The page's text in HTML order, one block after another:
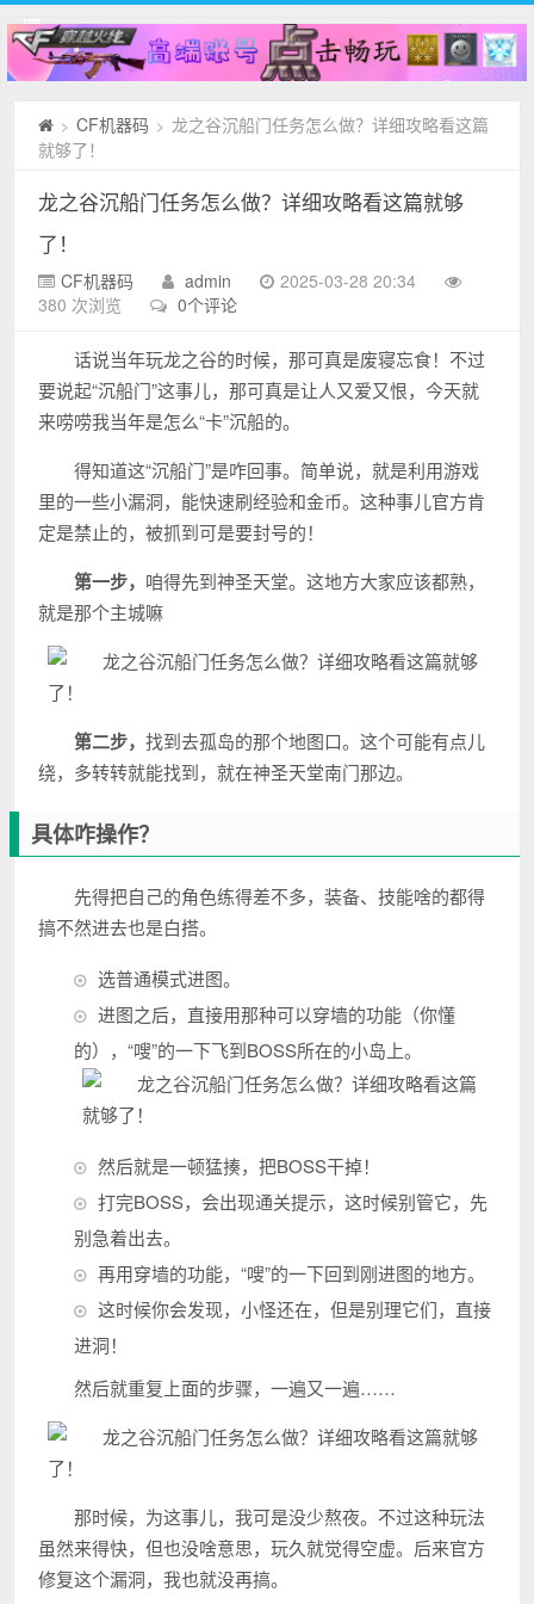
> CF机器码 > 龙之谷沉船门任务怎么做？详细攻略看这篇
就够了！
龙之谷沉船门任务怎么做？详细攻略看这篇就够
了！
CF机器码 admin
2025-03-28 20:34
380 次浏览
0个评论
话说当年玩龙之谷的时候，那可真是废寝忘食！不过
要说起“沉船门”这事儿，那可真是让人又爱又恨，今天就
来唠唠我当年是怎么“卡”沉船的。
得知道这“沉船门”是咋回事。简单说，就是利用游戏
里的一些小漏洞，能快速刷经验和金币。这种事儿官方肯
定是禁止的，被抓到可是要封号的！
第一步， 咱得先到神圣天堂。这地方大家应该都熟，
就是那个主城嘛
第二步，找到去孤岛的那个地图口。这个可能有点儿
绕，多转转就能找到，就在神圣天堂南门那边。
具体咋操作？
先得把自己的角色练得差不多，装备、技能啥的都得
搞不然进去也是白搭。
选普通模式进图。
进图之后，直接用那种可以穿墙的功能（你懂
的），“嗖”的一下飞到BOSS所在的小岛上。
然后就是一顿猛揍，把BOSS干掉！
打完BOSS，会出现通关提示，这时候别管它，先
别急着出去。
再用穿墙的功能，“嗖”的一下回到刚进图的地方。
这时候你会发现，小怪还在，但是别理它们，直接
进洞！
然后就重复上面的步骤，一遍又一遍……
那时候，为这事儿，我可是没少熬夜。不过这种玩法
虽然来得快，但也没啥意思，玩久就觉得空虚。后来官方
修复这个漏洞，我也就没再搞。